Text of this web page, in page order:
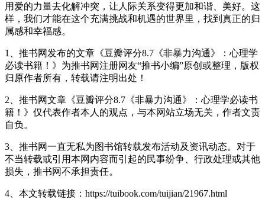
用爱的力量去化解冲突，让人际关系变得更加和谐、美好。这
样，我们才能在这个充满挑战和机遇的世界里，找到真正的归
属感和幸福感。
1、推书网发布的文章《豆瓣评分8.7《非暴力沟通》：心理学
必读书籍！》为推书网注册网友“推书小编”原创或整理，版权
归原作者所有，转载请注明出处！
2、推书网文章《豆瓣评分8.7《非暴力沟通》：心理学必读书
籍！》仅代表作者本人的观点，与本网站立场无关，作者文责
自负。
3、推书网一直无私为图书馆转载发布活动及资讯动态。对于
不当转载或引用本网内容而引起的民事纷争、行政处理或其他
损失，推书网不承担责任。
4、本文转载链接：https://tuibook.com/tuijian/21967.html